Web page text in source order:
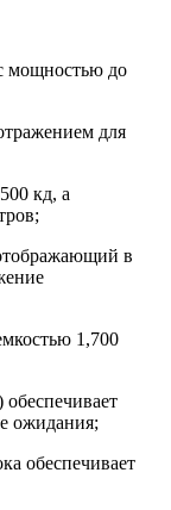
мощностью до
для
кд, а
в
1,700
ожидания;
обеспечивает